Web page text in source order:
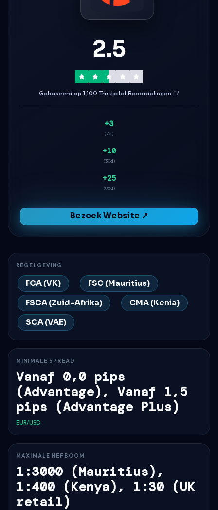
2.5
Gebaseerd op 1,100 Trustpilot Beoordelingen
+3
(7d)
+10
(30d)
+25
(90d)
Bezoek Website ↗
REGELGEVING
FCA (VK)
FSC (Mauritius)
FSCA (Zuid-Afrika)
CMA (Kenia)
SCA (VAE)
MINIMALE SPREAD
Vanaf 0,0 pips
(Advantage), Vanaf 1,5
pips (Advantage Plus)
EUR/USD
MAXIMALE HEFBOOM
1:3000 (Mauritius),
1:400 (Kenya), 1:30 (UK
retail)